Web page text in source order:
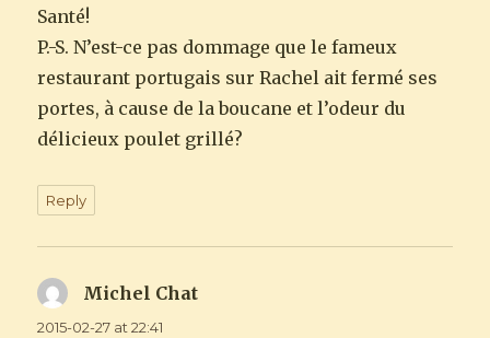
Santé!
P.-S. N’est-ce pas dommage que le fameux
restaurant portugais sur Rachel ait fermé ses
portes, à cause de la boucane et l’odeur du
délicieux poulet grillé?
Reply
Michel Chat
2015-02-27 at 22:41